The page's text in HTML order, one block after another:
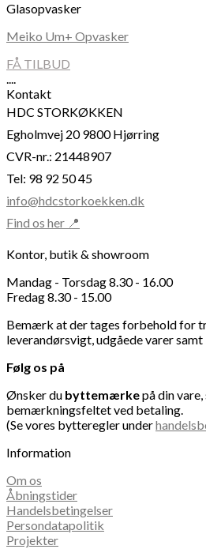
Glasopvasker
Meiko Um+ Opvasker
FÅ TILBUD
....
Kontakt
HDC STORKØKKEN
Egholmvej 20 9800 Hjørring
CVR-nr.: 21448907
Tel: 98 92 50 45
info@hdcstorkoekken.dk
Find os her 📍
Kontor, butik & showroom
Mandag - Torsdag 8.30 - 16.00
Fredag 8.30 - 15.00
Bemærk at der tages forbehold for
leverandørsvigt, udgåede varer
Følg os på
Ønsker du byttemærkepå din
bemærkningsfeltet ved betaling.
(Se vores bytteregler under
Information
Om os
Åbningstider
Handelsbetingelser
Persondatapolitik
Projekter